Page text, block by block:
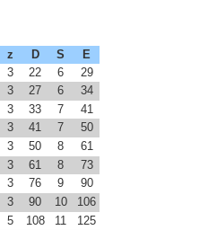
z D S
E
3 22 6
29
3 27 6
34
3 33 7
41
3 41 7
50
3 50 8
61
3 61 8
73
3 76 9
90
3 90 10
106
5 108 11
125